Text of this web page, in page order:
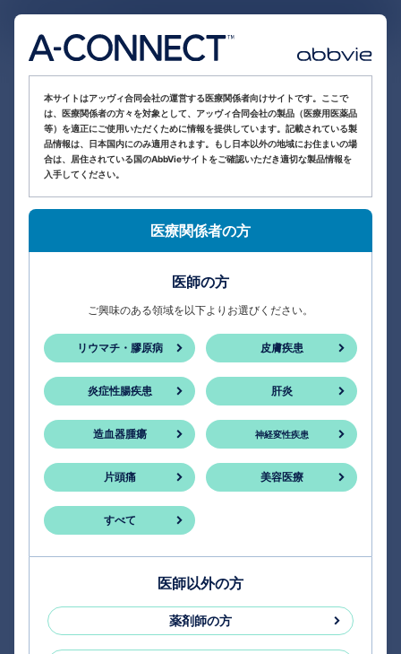
本サイトはアッヴィ合同会社の運営する医療関係者向けサイトです。ここで
は、医療関係者の方々を対象として、アッヴィ合同会社の製品（医療用医薬品
等）を適正にご使用いただくために情報を提供しています。記載されている製
品情報は、日本国内にのみ適用されます。もし日本以外の地域にお住まいの場
合は、居住されている国のAbbVieサイトをご確認いただき適切な製品情報を
入手してください。
医療関係者の方
医師の方
ご興味のある領域を以下よりお選びください。
リウマチ・膠原病 皮膚疾患
炎症性腸疾患 肝炎
造血器腫瘍 神経変性疾患
片頭痛 美容医療
すべて
医師以外の方
薬剤師の方